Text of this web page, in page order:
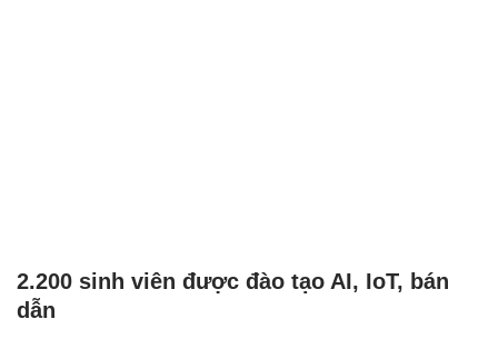
2.200 sinh viên được đào tạo AI, IoT, bán
dẫn